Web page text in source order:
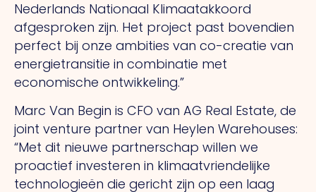
Nederlands Nationaal Klimaatakkoord
afgesproken zijn. Het project past bovendien
perfect bij onze ambities van co-creatie van
energietransitie in combinatie met
economische ontwikkeling.”
Marc Van Begin is CFO van AG Real Estate, de
joint venture partner van Heylen Warehouses:
“Met dit nieuwe partnerschap willen we
proactief investeren in klimaatvriendelijke
technologieën die gericht zijn op een laag